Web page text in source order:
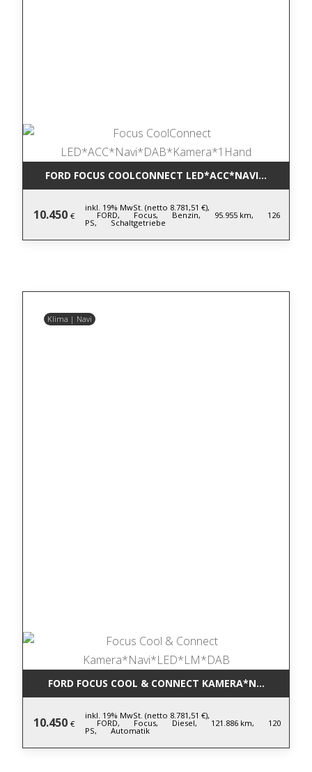
FORD FOCUS COOLCONNECT
10.450 €
inkl. 19% MwSt. (netto 8.781,51 €),
FORD, Focus, Benzin, 95.955 km, 126
PS, Schaltgetriebe
Klima | Navi
FORD FOCUS COOL & CONNECT
10.450 €
inkl. 19% MwSt. (netto 8.781,51 €),
FORD, Focus, Diesel, 121.886 km, 120
PS, Automatik